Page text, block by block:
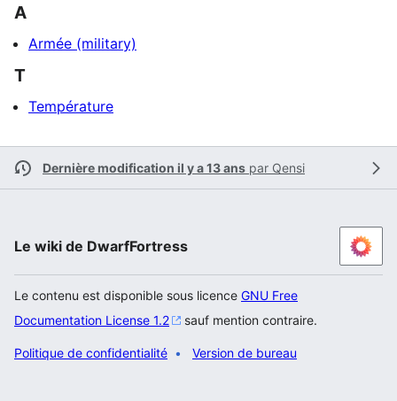
A
Armée (military)
T
Température
Dernière modification il y a 13 ans par Qensi
Le wiki de DwarfFortress
Le contenu est disponible sous licence GNU Free
Documentation License 1.2
sauf mention contraire.
Politique de confidentialité Version de bureau